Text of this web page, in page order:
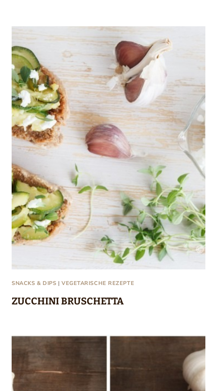
SNACKS & DIPS | VEGETARISCHE REZEPTE
ZUCCHINI BRUSCHETTA